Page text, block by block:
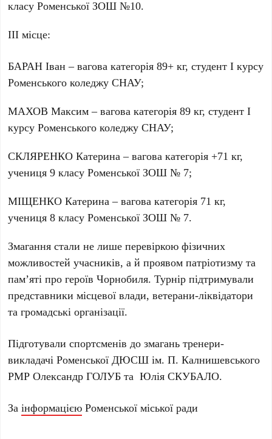
класу Роменської ЗОШ №10.
ІІІ місце:
БАРАН Іван – вагова категорія 89+ кг, студент І курсу
Роменського коледжу СНАУ;
МАХОВ Максим – вагова категорія 89 кг, студент І
курсу Роменського коледжу СНАУ;
СКЛЯРЕНКО Катерина – вагова категорія +71 кг,
учениця 9 класу Роменської ЗОШ № 7;
МІЩЕНКО Катерина – вагова категорія 71 кг,
учениця 8 класу Роменської ЗОШ № 7.
Змагання стали не лише перевіркою фізичних
можливостей учасників, а й проявом патріотизму та
пам’яті про героїв Чорнобиля. Турнір підтримували
представники місцевої влади, ветерани-ліквідатори
та громадські організації.
Підготували спортсменів до змагань тренери-
викладачі Роменської ДЮСШ ім. П. Калнишевського
РМР Олександр ГОЛУБ та Юлія СКУБАЛО.
Заінформацією Роменської міської ради